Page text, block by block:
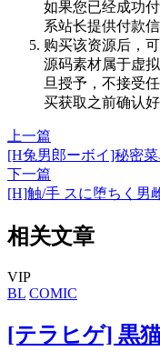
如果您已经成功
系站长提供付款
购买该资源后，
源码素材属于虚
旦授予，不接受
买获取之前确认
上一篇
[H兔男郎ーボイ]秘密
下一篇
[H]触/手 スに堕ちく男
相关文章
VIP
BL COMIC
[テラヒゲ] 黒